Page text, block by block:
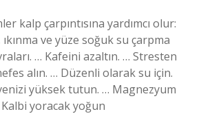
kalp çarpıntısına yardımcı olur:
ve yüze soğuk su çarpma
… Kafeini azaltın. … Stresten
alın. … Düzenli olarak su için.
yüksek tutun. … Magnezyum
yoracak yoğun